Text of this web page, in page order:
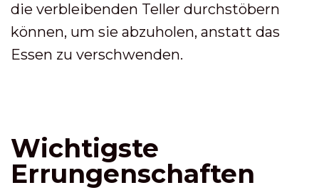
die verbleibenden Teller durchstöbern
können, um sie abzuholen, anstatt das
Essen zu verschwenden.
Wichtigste
Errungenschaften